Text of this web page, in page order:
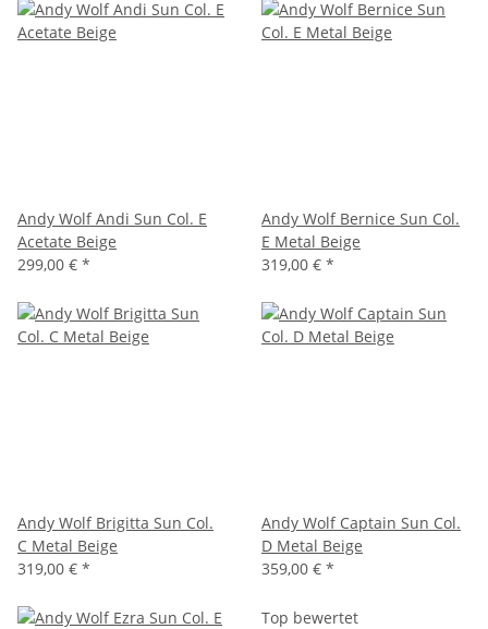
Andy Wolf Andi Sun Col. E
Acetate Beige
299,00 € *
Andy Wolf Bernice Sun Col.
E Metal Beige
319,00 € *
Andy Wolf Brigitta Sun Col.
C Metal Beige
319,00 € *
Andy Wolf Captain Sun Col.
D Metal Beige
359,00 € *
Top bewertet